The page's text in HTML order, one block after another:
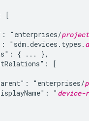
[
"enterprises/
"sdm.devices.types.
{ ... },
[
"enterprises/
"
device-